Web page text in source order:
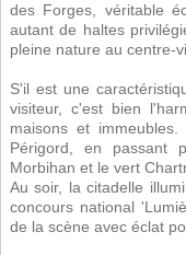
des Forges, véritable
autant de haltes
pleine nature au centre-
S'il est une
visiteur, c'est bien
maisons et
Périgord, en passant
Morbihan et le vert
Au soir, la citadelle
concours national
de la scène avec éclat